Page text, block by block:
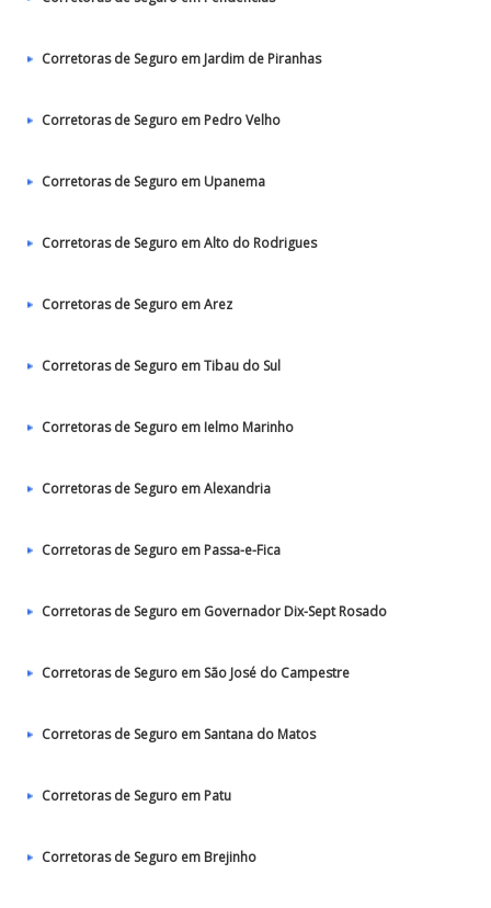
Corretoras de Seguro em Jardim de Piranhas
Corretoras de Seguro em Pedro Velho
Corretoras de Seguro em Upanema
Corretoras de Seguro em Alto do Rodrigues
Corretoras de Seguro em Arez
Corretoras de Seguro em Tibau do Sul
Corretoras de Seguro em Ielmo Marinho
Corretoras de Seguro em Alexandria
Corretoras de Seguro em Passa-e-Fica
Corretoras de Seguro em Governador Dix-Sept Rosado
Corretoras de Seguro em São José do Campestre
Corretoras de Seguro em Santana do Matos
Corretoras de Seguro em Patu
Corretoras de Seguro em Brejinho